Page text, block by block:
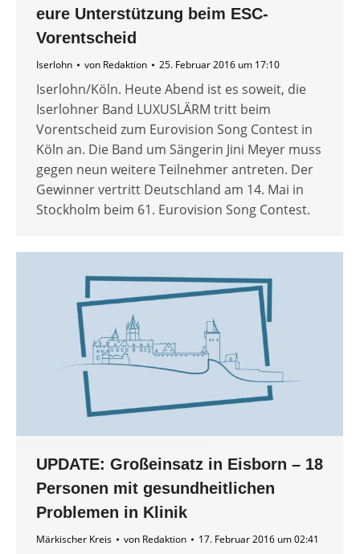
eure Unterstützung beim ESC-
Vorentscheid
Iserlohn von Redaktion 25. Februar 2016 um 17:10
Iserlohn/Köln. Heute Abend ist es soweit, die
Iserlohner Band LUXUSLÄRM tritt beim
Vorentscheid zum Eurovision Song Contest in
Köln an. Die Band um Sängerin Jini Meyer muss
gegen neun weitere Teilnehmer antreten. Der
Gewinner vertritt Deutschland am 14. Mai in
Stockholm beim 61. Eurovision Song Contest.
UPDATE: Großeinsatz in Eisborn – 18
Personen mit gesundheitlichen
Problemen in Klinik
Märkischer Kreis von Redaktion 17. Februar 2016 um 02:41